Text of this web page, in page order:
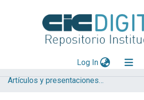
Log In(current)
Explorar
Artículos y presentaciones en Congresos LIFIA